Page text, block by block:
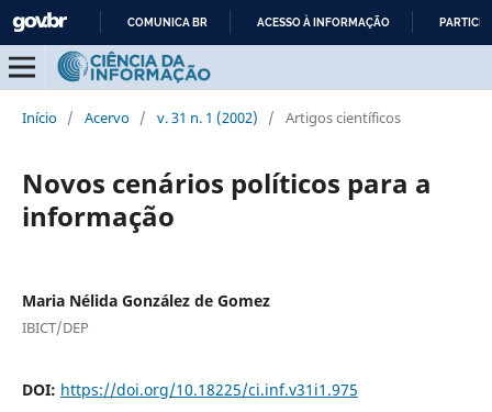
CONTEÚDO
COMUNICA BR ACESSO À INFORMAÇÃO
Início / Acervo / v. 31 n. 1 (2002) / Artigos científicos
Novos cenários políticos para a
informação
Maria Nélida González de Gomez
IBICT/DEP
DOI: https://doi.org/10.18225/ci.inf.v31i1.975